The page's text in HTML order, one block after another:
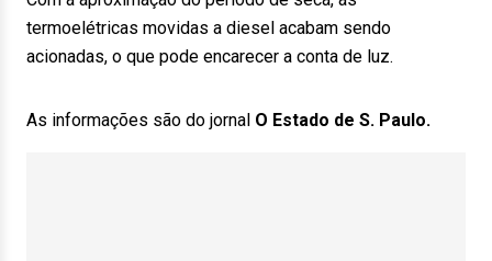
termoelétricas movidas a diesel acabam sendo
acionadas, o que pode encarecer a conta de luz.
As informações são do jornal O Estado de S. Paulo.